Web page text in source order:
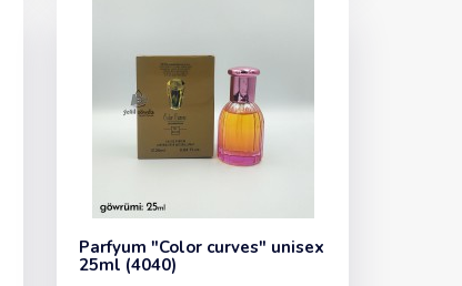
Parfyum "Color curves" unisex
25ml (4040)